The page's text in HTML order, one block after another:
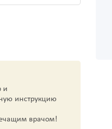
и
инструкцию
врачом!